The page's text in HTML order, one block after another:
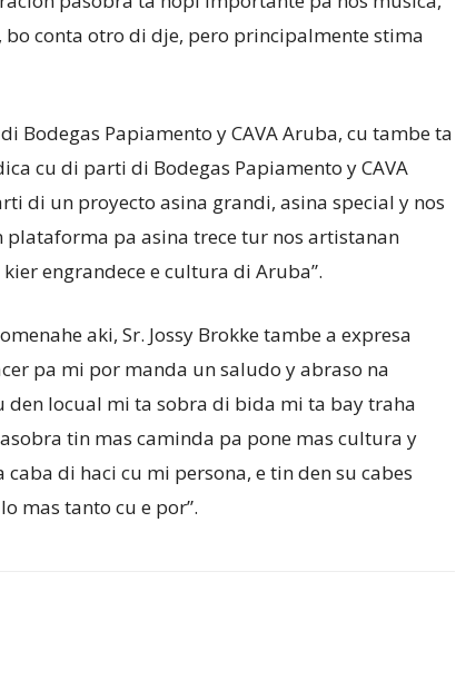
bo conta otro di dje, pero principalmente stima
Bodegas Papiamento y CAVA Aruba, cu tambe ta
cu di parti di Bodegas Papiamento y CAVA
di un proyecto asina grandi, asina special y nos
pa asina trece tur nos artistanan
engrandece e cultura di Aruba”.
aki, Sr. Jossy Brokke tambe a expresa
pa mi por manda un saludo y abraso na
locual mi ta sobra di bida mi ta bay traha
tin mas caminda pa pone mas cultura y
di haci cu mi persona, e tin den su cabes
mas tanto cu e por”.